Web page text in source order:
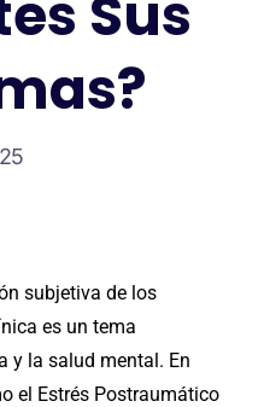
Sus
subjetiva de los
es un tema
y la salud mental. En
el Estrés Postraumático